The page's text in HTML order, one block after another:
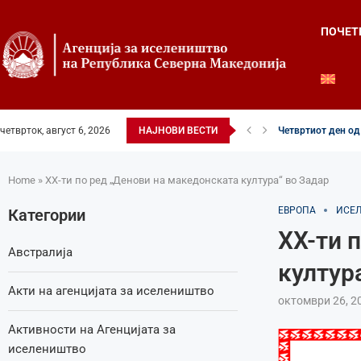
четврток, август 6, 2026 НАЈНОВИ ВЕСТИ Четвртиот ден
Home » XX-ти по ред „Денови на македонската култура“ во Задар
ЕВРОПА
XX-ти
октомври 26,
Категории
Австралија
Акти на агенцијата за иселеништво
Активности на Агенцијата за
иселеништво